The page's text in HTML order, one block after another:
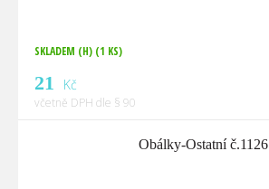
SKLADEM (H) (1 KS)
21 Kč
včetně DPH dle § 90
Obálky-Ostatní č.1126